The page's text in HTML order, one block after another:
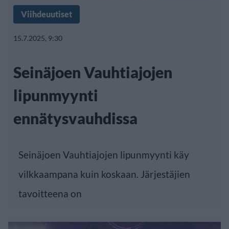
Viihdeuutiset
15.7.2025, 9:30
Seinäjoen Vauhtiajojen
lipunmyynti
ennätysvauhdissa
Seinäjoen Vauhtiajojen lipunmyynti käy
vilkkaampana kuin koskaan. Järjestäjien
tavoitteena on